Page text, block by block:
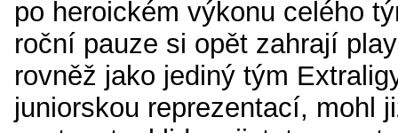
po heroickém výkonu celého
roční pauze si opět zahrají
rovněž jako jediný tým
juniorskou reprezentací, mohl